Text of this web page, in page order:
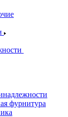
фурнитура